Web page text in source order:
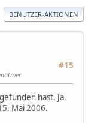
BENUTZER-AKTIONEN
#15
hast. Ja,
Mai 2006.